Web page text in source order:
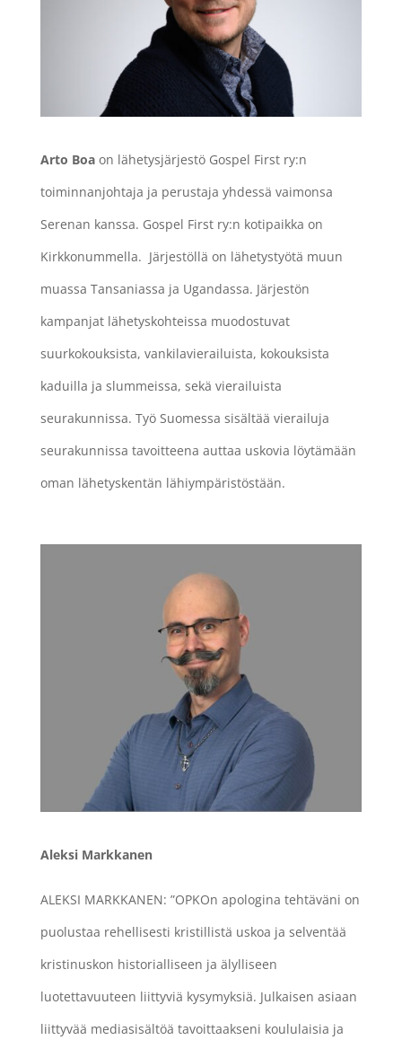
Arto Boa on lähetysjärjestö Gospel First ry:n
toiminnanjohtaja ja perustaja yhdessä vaimonsa
Serenan kanssa. Gospel First ry:n kotipaikka on
Kirkkonummella. Järjestöllä on lähetystyötä muun
muassa Tansaniassa ja Ugandassa. Järjestön
kampanjat lähetyskohteissa muodostuvat
suurkokouksista, vankilavierailuista, kokouksista
kaduilla ja slummeissa, sekä vierailuista
seurakunnissa. Työ Suomessa sisältää vierailuja
seurakunnissa tavoitteena auttaa uskovia löytämään
oman lähetyskentän lähiympäristöstään.
Aleksi Markkanen
ALEKSI MARKKANEN: ”OPKOn apologina tehtäväni on
puolustaa rehellisesti kristillistä uskoa ja selventää
kristinuskon historialliseen ja älylliseen
luotettavuuteen liittyviä kysymyksiä. Julkaisen asiaan
liittyvää mediasisältöä tavoittaakseni koululaisia ja